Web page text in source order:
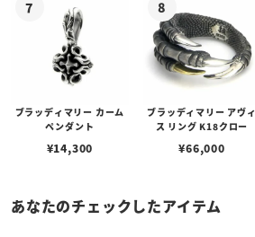
ブラッディマリー カーム
ペンダント
¥14,300
ブラッディマリー アヴィ
ス リング K18クロー
¥66,000
あなたのチェックしたアイテム